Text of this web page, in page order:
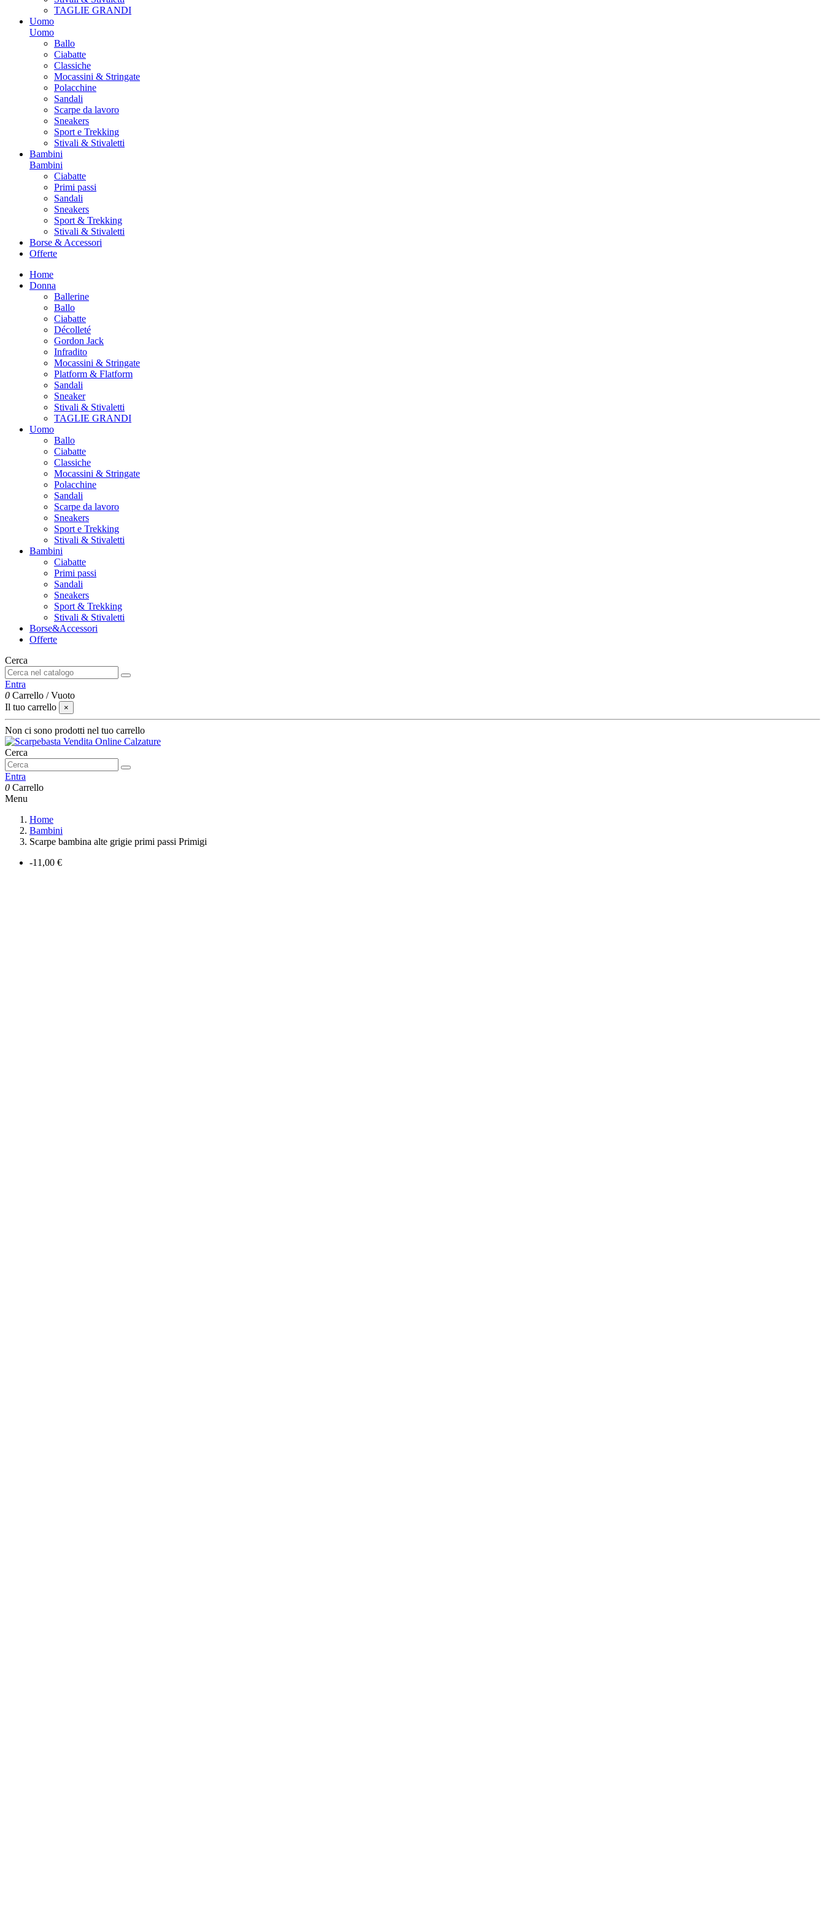
TAGLIE GRANDI
Uomo
Uomo
Ballo
Ciabatte
Classiche
Mocassini & Stringate
Polacchine
Sandali
Scarpe da lavoro
Sneakers
Sport e Trekking
Stivali & Stivaletti
Bambini
Bambini
Ciabatte
Primi passi
Sandali
Sneakers
Sport & Trekking
Stivali & Stivaletti
Borse & Accessori
Offerte
Home
Donna
Ballerine
Ballo
Ciabatte
Décolleté
Gordon Jack
Infradito
Mocassini & Stringate
Platform & Flatform
Sandali
Sneaker
Stivali & Stivaletti
TAGLIE GRANDI
Uomo
Ballo
Ciabatte
Classiche
Mocassini & Stringate
Polacchine
Sandali
Scarpe da lavoro
Sneakers
Sport e Trekking
Stivali & Stivaletti
Bambini
Ciabatte
Primi passi
Sandali
Sneakers
Sport & Trekking
Stivali & Stivaletti
Borse&Accessori
Offerte
Cerca
Entra
0 Carrello /Vuoto
Il tuo carrello
×
Non ci sono prodotti nel tuo carrello
Cerca
Entra
0 Carrello
Menu
Home
Bambini
Scarpe bambina alte grigie primi passi Primigi
-11,00 €